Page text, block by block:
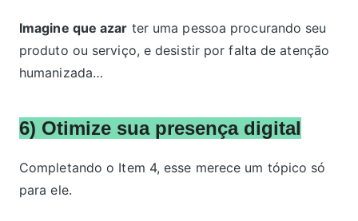
Imagine que azar ter uma pessoa procurando seu
produto ou serviço, e desistir por falta de atenção
humanizada…
6) Otimize sua presença digital
Completando o Item 4, esse merece um tópico só
para ele.